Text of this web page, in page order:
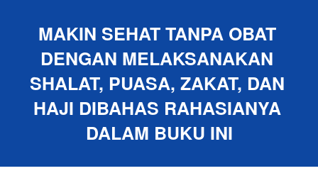
MAKIN SEHAT TANPA OBAT
DENGAN MELAKSANAKAN
SHALAT, PUASA, ZAKAT, DAN
HAJI DIBAHAS RAHASIANYA
DALAM BUKU INI